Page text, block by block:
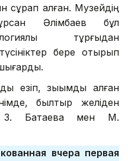
алған. Музейдің
Әлімбаев бұл
тұрғыдан
бере отырып
езіп, зықымды алған
былтыр желіден
З. Батаева мен М.
вчера первая